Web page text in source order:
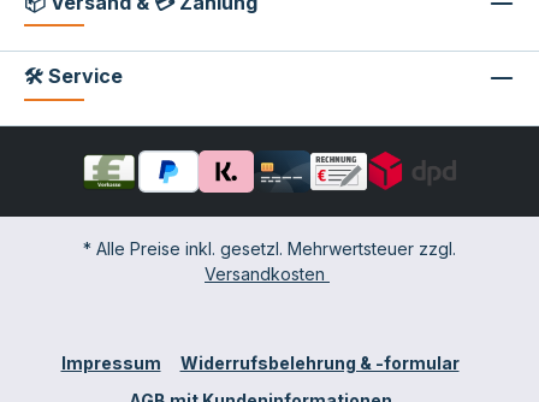
🛠 Service
* Alle Preise inkl. gesetzl. Mehrwertsteuer zzgl.
Versandkosten
Impressum
Widerrufsbelehrung & -formular